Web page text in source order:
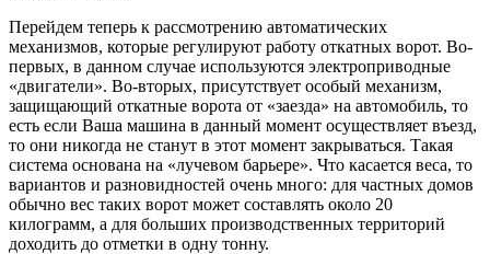
Перейдем теперь к рассмотрению автоматических
механизмов, которые регулируют работу откатных ворот. Во-
первых, в данном случае используются электроприводные
«двигатели». Во-вторых, присутствует особый механизм,
защищающий откатные ворота от «заезда» на автомобиль, то
есть если Ваша машина в данный момент осуществляет въезд,
то они никогда не станут в этот момент закрываться. Такая
система основана на «лучевом барьере». Что касается веса, то
вариантов и разновидностей очень много: для частных домов
обычно вес таких ворот может составлять около 20
килограмм, а для больших производственных территорий
доходить до отметки в одну тонну.